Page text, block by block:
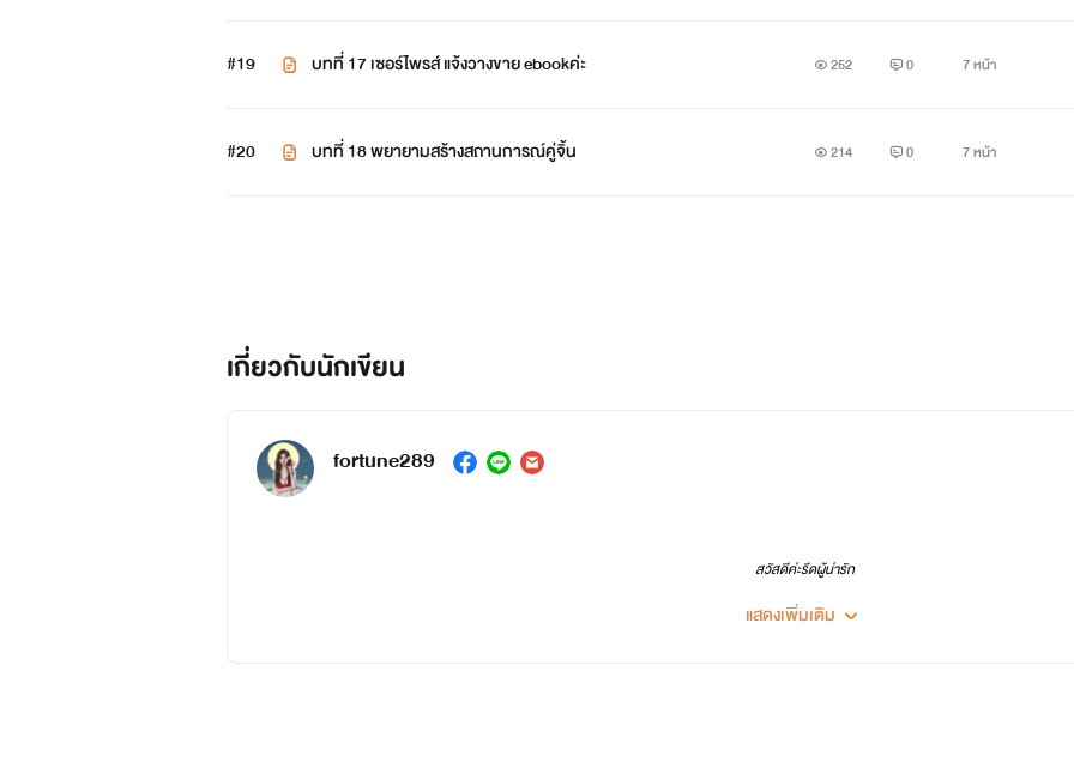
#19 บทที่ 17 เซอร์ไพรส์ แจ้งวางขาย ebookค่ะ 252 0 7 หน้า
#20 บทที่ 18 พยายามสร้างสถานการณ์คู่จิ้น 214 0 7 หน้า
เกี่ยวกับนักเขียน
fortune289
สวัสดีค่ะรีดผู้น่ารัก
เรียกเค้าว่า ไรท์หญิงค่า
แสดงเพิ่มเติม